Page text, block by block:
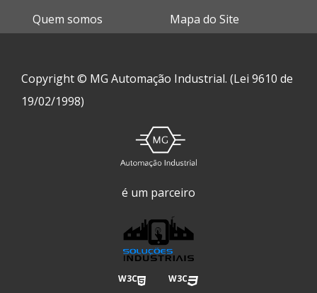
Quem somos
Mapa do Site
Copyright © MG Automação Industrial. (Lei 9610 de
19/02/1998)
é um parceiro
W3C W3C